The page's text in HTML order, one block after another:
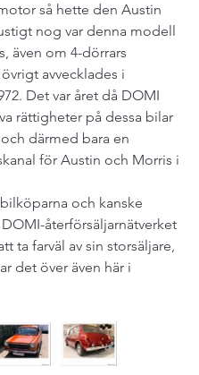
så hette den Austin
nog var denna modell
även om 4-dörrars
avvecklades i
Det var året då DOMI
rättigheter på dessa bilar
därmed bara en
för Austin och Morris i
och kanske
återförsäljarnätverket
ta farväl av sin storsäljare,
det över även här i